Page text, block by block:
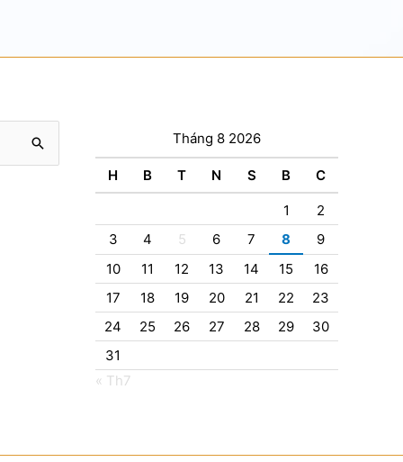
Tháng 8 2026
H B T N S B C
1
2
3
4 5 6 7 8
9
10
11 12 13 14 15
16
17
18 19 20 21 22
23
24
25 26 27 28 29
30
31
« Th7